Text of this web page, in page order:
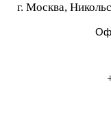
г. Москва,